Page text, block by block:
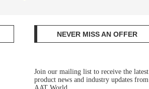
NEVER MISS AN OFFER
Join our mailing list to receive the latest
product news and industry updates from